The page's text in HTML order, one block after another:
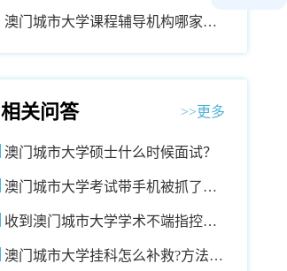
澳门城市大学课程辅导机构哪家比
相关问答 >>更多
澳门城市大学硕士什么时候面试？
澳门城市大学考试带手机被抓了怎
收到澳门城市大学学术不端指控，
澳门城市大学挂科怎么补救?方法一